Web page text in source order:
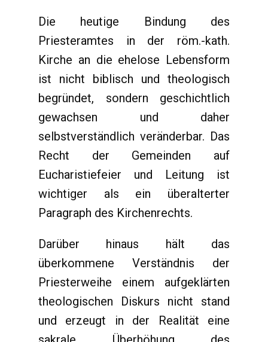
Die heutige Bindung des
Priesteramtes in der röm.-kath.
Kirche an die ehelose Lebensform
ist nicht biblisch und theologisch
begründet, sondern geschichtlich
gewachsen und daher
selbstverständlich veränderbar. Das
Recht der Gemeinden auf
Eucharistiefeier und Leitung ist
wichtiger als ein überalterter
Paragraph des Kirchenrechts.
Darüber hinaus hält das
überkommene Verständnis der
Priesterweihe einem aufgeklärten
theologischen Diskurs nicht stand
und erzeugt in der Realität eine